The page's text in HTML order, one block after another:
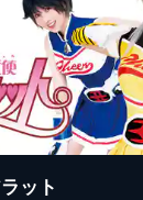
ット